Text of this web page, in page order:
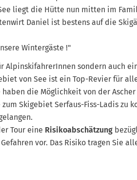
liegt die Hütte nun mitten im
Daniel ist bestens auf die
Wintergäste !"
sondern auch
von See ist ein Top-Revier für
die Möglichkeit von der
Skigebiet Serfaus-Fiss-Ladis zu
Tour eine Risikoabschätzung
vor. Das Risiko tragen Sie